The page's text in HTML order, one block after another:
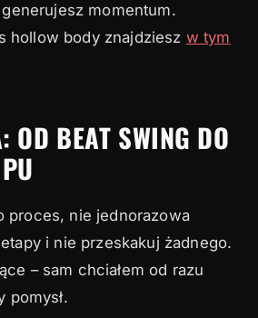
momentum.
hollow body znajdziesz w tym
OD BEAT SWING DO
proces, nie jednorazowa
i nie przeskakuj żadnego.
– sam chciałem od razu
pomysł.